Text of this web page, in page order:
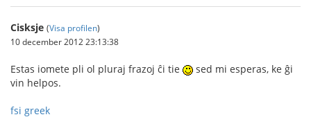
Cisksje (Visa profilen)
10 december 2012 23:13:38
Estas iomete pli ol pluraj frazoj ĉi tie
sed mi esperas, ke ĝi
vin helpos.
fsi greek